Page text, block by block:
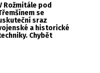
Rožmitále pod
se
sraz
a historické
Chybět